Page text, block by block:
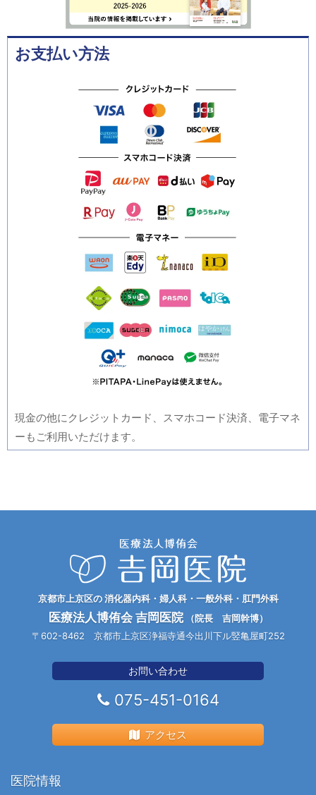
お支払い方法
現金の他にクレジットカード、スマホコード決済、電子マネ
ーもご利用いただけます。
京都市上京区の 消化器内科・婦人科・一般外科・肛門外科
医療法人博侑会 吉岡医院（院長 吉岡幹博）
〒602-8462 京都市上京区浄福寺通今出川下ル竪亀屋町252
お問い合わせ
075-451-0164
アクセス
医院情報